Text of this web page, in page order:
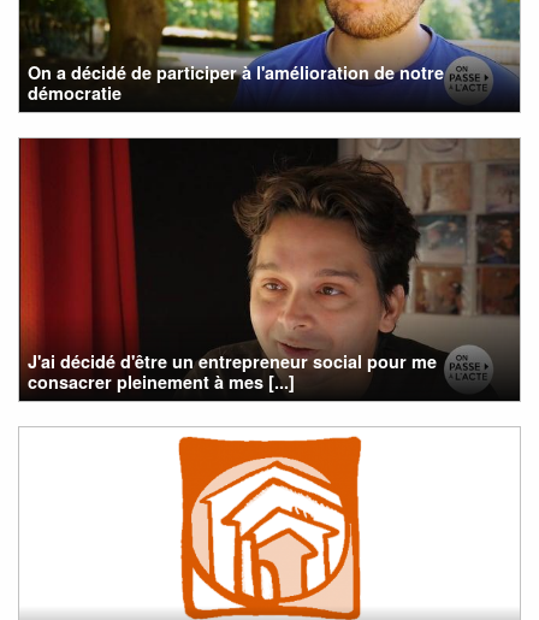
On a décidé de participer à l'amélioration de notre
démocratie
J'ai décidé d'être un entrepreneur social pour me
consacrer pleinement à mes [...]